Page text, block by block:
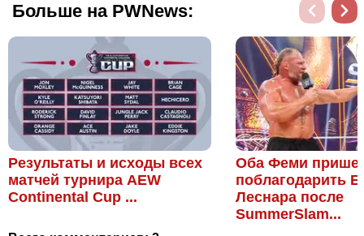
Больше на PWNews:
Результаты и исходы всех
матчей турнира AEW
Continental Cup ...
Оба Феми
поблагодарить
Леснара после
SummerSlam...